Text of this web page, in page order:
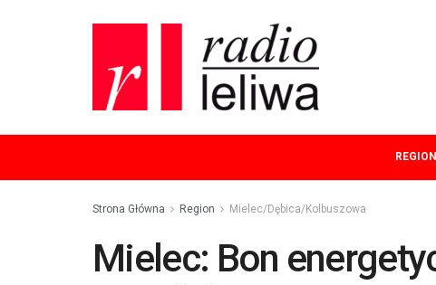
REGION
Strona Główna Region Mielec/Dębica/Kolbuszowa
Mielec: Bon